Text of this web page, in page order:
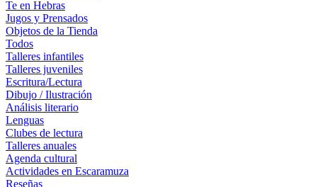
Te en Hebras
Jugos y Prensados
Objetos de la Tienda
Todos
Talleres infantiles
Talleres juveniles
Escritura/Lectura
Dibujo / Ilustración
Análisis literario
Lenguas
Clubes de lectura
Talleres anuales
Agenda cultural
Actividades en Escaramuza
Reseñas